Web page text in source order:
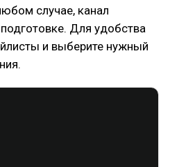
случае, канал
Для удобства
и выберите нужный